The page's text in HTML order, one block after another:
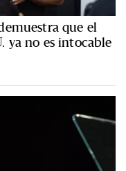
que el
ya no es intocable